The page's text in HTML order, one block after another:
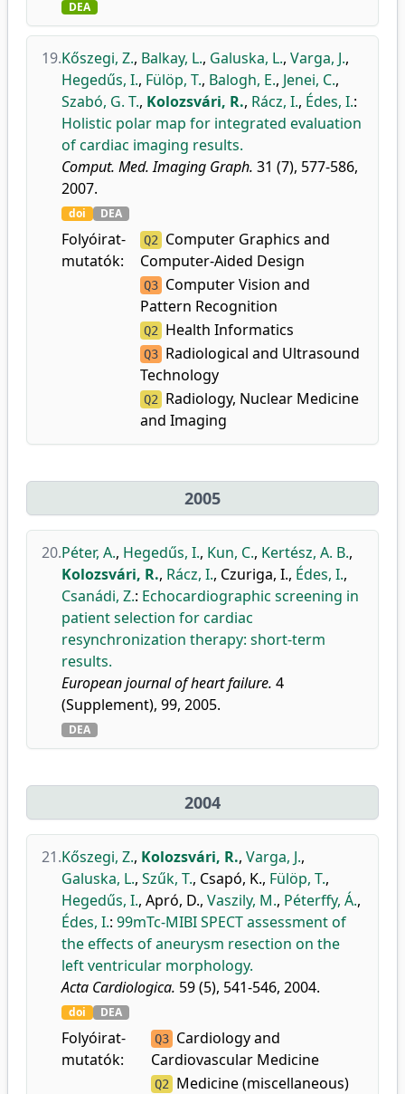
DEA
19.Kőszegi, Z., Balkay, L., Galuska, L., Varga, J.,
Hegedűs, I., Fülöp, T., Balogh, E., Jenei, C.,
Szabó, G. T., Kolozsvári, R., Rácz, I., Édes, I.:
Holistic polar map for integrated evaluation
of cardiac imaging results.
Comput. Med. Imaging Graph. 31 (7), 577-586,
2007.
doi DEA
Folyóirat-
mutatók:
Q2
Computer Graphics and
Computer-Aided Design
Q3 Computer Vision and
Pattern Recognition
Q2 Health Informatics
Q3 Radiological and Ultrasound
Technology
Q2
Radiology, Nuclear Medicine
and Imaging
2005
20.Péter, A., Hegedűs, I., Kun, C., Kertész, A. B.,
Kolozsvári, R., Rácz, I., Czuriga, I., Édes, I.,
Csanádi, Z.: Echocardiographic screening in
patient selection for cardiac
resynchronization therapy: short-term
results.
European journal of heart failure. 4
(Supplement), 99, 2005.
DEA
2004
21.Kőszegi, Z., Kolozsvári, R., Varga, J.,
Galuska, L., Szűk, T., Csapó, K., Fülöp, T.,
Hegedűs, I., Apró, D., Vaszily, M., Péterffy, Á.,
Édes, I.: 99mTc-MIBI SPECT assessment of
the effects of aneurysm resection on the
left ventricular morphology.
Acta Cardiologica. 59 (5), 541-546, 2004.
doi DEA
Folyóirat-
mutatók:
Q3 Cardiology and
Cardiovascular Medicine
Q2 Medicine (miscellaneous)